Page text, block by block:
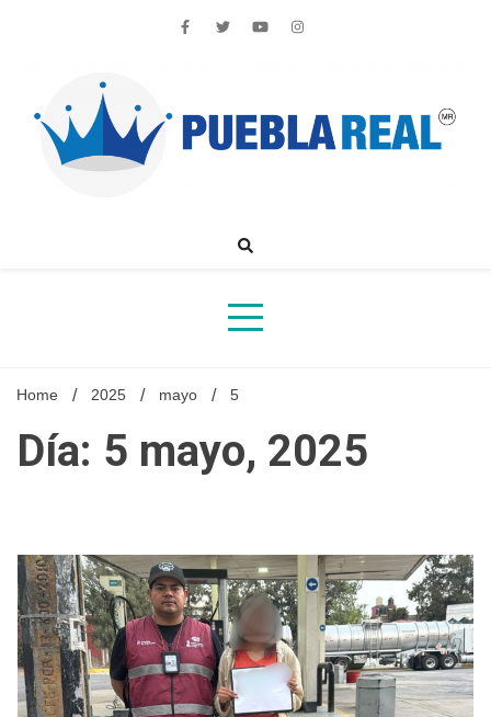
Noticias de actualidad de Puebla, México y el mundo
Home 2025 mayo 5
Día: 5 mayo, 2025